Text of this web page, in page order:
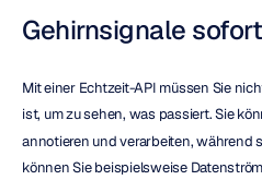
Gehirnsignale
Mit einer Echtzeit-API müssen Sie
ist, um zu sehen, was passiert. Sie
annotieren und verarbeiten, während
können Sie beispielsweise